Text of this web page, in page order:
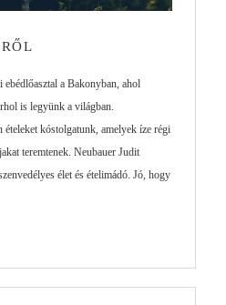
a Bakonyban, ahol
is legyünk a világban.
kóstolgatunk, amelyek íze régi
teremtenek. Neubauer Judit
élet és ételimádó. Jó, hogy